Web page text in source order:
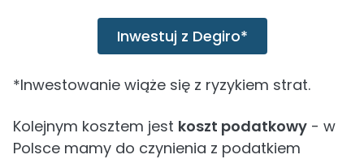
Inwestuj z Degiro*
*Inwestowanie wiąże się z ryzykiem strat.
Kolejnym kosztem jest koszt podatkowy - w
Polsce mamy do czynienia z podatkiem